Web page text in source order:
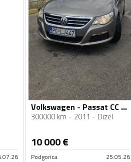
Volkswagen - Passat CC - 2.0
300000 km 2011 Dizel
10 000€
Podgorica 25.05.26